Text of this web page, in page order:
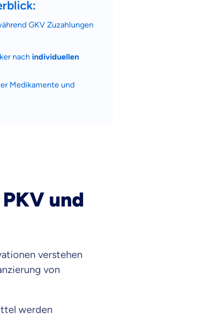
GKV Zuzahlungen
nach individuellen
Medikamente und
und
verstehen
von
werden